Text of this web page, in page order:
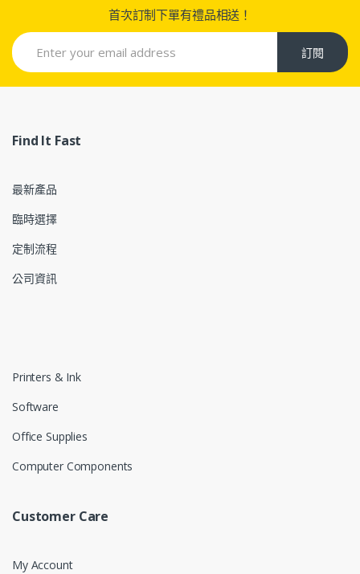
首次訂制下單有禮品相送！
訂閱
Find It Fast
最新產品
臨時選擇
定制流程
公司資訊
Printers & Ink
Software
Office Supplies
Computer Components
Customer Care
My Account